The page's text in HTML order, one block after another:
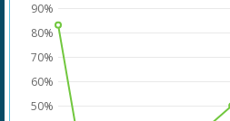
50%
60%
70%
80%
90%